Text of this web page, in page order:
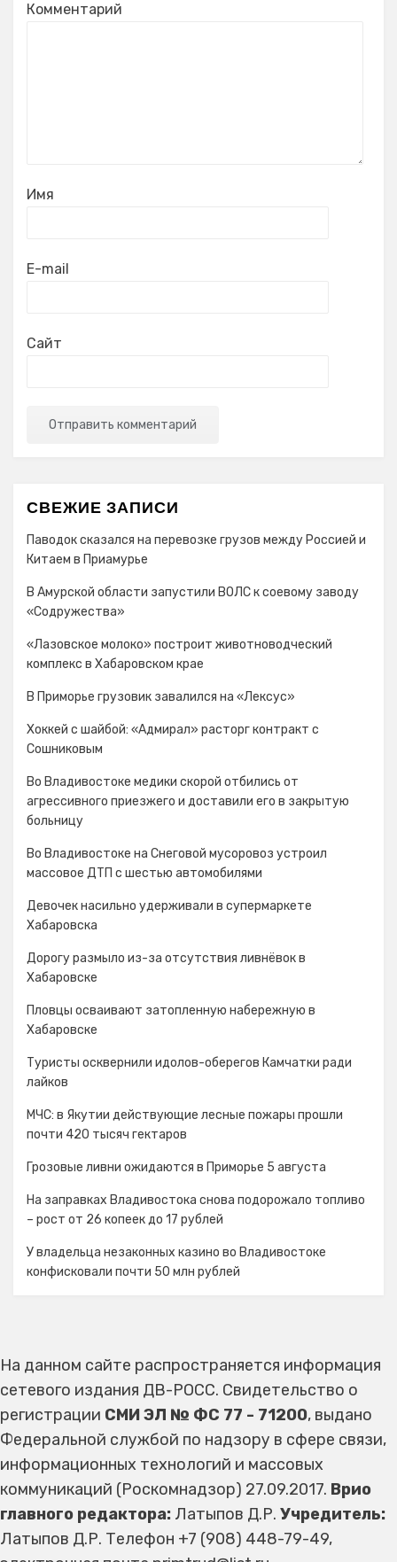
Комментарий
Имя
E-mail
Сайт
СВЕЖИЕ ЗАПИСИ
Паводок сказался на перевозке грузов между Россией и
Китаем в Приамурье
В Амурской области запустили ВОЛС к соевому заводу
«Содружества»
«Лазовское молоко» построит животноводческий
комплекс в Хабаровском крае
В Приморье грузовик завалился на «Лексус»
Хоккей с шайбой: «Адмирал» расторг контракт с
Сошниковым
Во Владивостоке медики скорой отбились от
агрессивного приезжего и доставили его в закрытую
больницу
Во Владивостоке на Снеговой мусоровоз устроил
массовое ДТП с шестью автомобилями
Девочек насильно удерживали в супермаркете
Хабаровска
Дорогу размыло из-за отсутствия ливнёвок в
Хабаровске
Пловцы осваивают затопленную набережную в
Хабаровске
Туристы осквернили идолов-оберегов Камчатки ради
лайков
МЧС: в Якутии действующие лесные пожары прошли
почти 420 тысяч гектаров
Грозовые ливни ожидаются в Приморье 5 августа
На заправках Владивостока снова подорожало топливо
– рост от 26 копеек до 17 рублей
У владельца незаконных казино во Владивостоке
конфисковали почти 50 млн рублей
На данном сайте распространяется информация
сетевого издания ДВ-РОСС. Свидетельство о
регистрации СМИ ЭЛ № ФС 77 - 71200, выдано
Федеральной службой по надзору в сфере связи,
информационных технологий и массовых
коммуникаций (Роскомнадзор) 27.09.2017. Врио
главного редактора: Латыпов Д.Р. Учредитель:
Латыпов Д.Р. Телефон +7 (908) 448-79-49,